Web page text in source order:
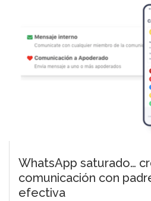
WhatsApp saturado…
comunicación con
efectiva